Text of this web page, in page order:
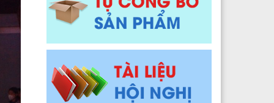
Y tế xã Pa Ủ
tế xã Khun Há
tế xã Khoen On
Đào tạo, Nghiên cứu khoa học và Công nghệ thông